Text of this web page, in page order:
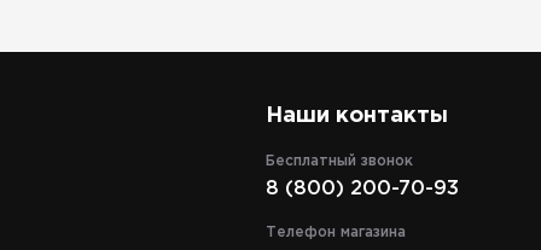
Наши контакты
Бесплатный звонок
8 (800) 200-70-93
Телефон магазина